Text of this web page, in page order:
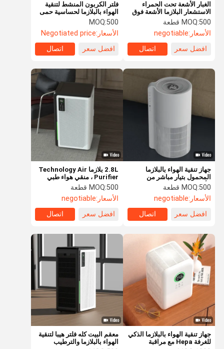
المنزل المنتجات فيديوهات
الغبار الأشعة تحت الحمراء
الاستشعار البلازما الأشعة فوق
الهواء المحمول ≤35-60dB
MOQ:500 قطعة
الأسعار:negotiable
افضل سعر
اتصال
فلتر الكربون المنشط لتنقية
الهواء بالبلازما لحساسية حمى
القشMOQ:500
الأسعار:Negotiated price
افضل سعر
اتصال
جهاز تنقية الهواء بالبلازما
المحمول بتيار مباشر من
الأشعة فوق البنفسجية
لحساسية الغرفة XT-KJA06
MOQ:500 قطعة
الأسعار:negotiable
افضل سعر
اتصال
2.8L بلازما Technology Air
Purifier ، منقي هواء طبي
للمستشفى
MOQ:500 قطعة
الأسعار:negotiable
افضل سعر
اتصال
جهاز تنقية الهواء بالبلازما الذكي
للغرفة Hepa مع مراقبة
معقم البيت كله فلتر هيبا لتنقية
الهواء بالبلازما والترطيب